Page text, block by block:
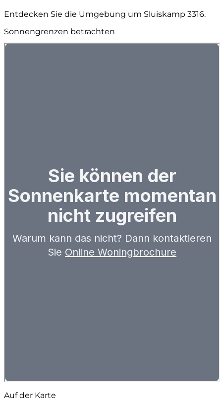
Entdecken Sie die Umgebung um Sluiskamp 3316.
Sonnengrenzen betrachten
Auf der Karte